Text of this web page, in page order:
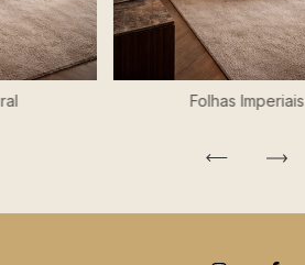
Folhas Imperiais